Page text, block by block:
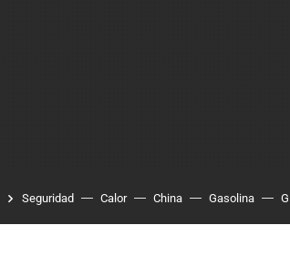
Seguridad Calor China Gasolina